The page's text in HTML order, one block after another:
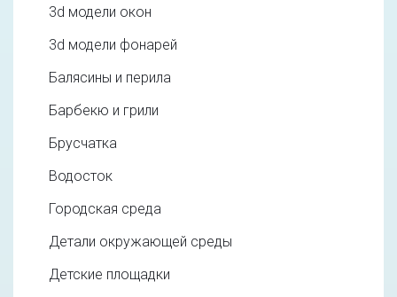
3d модели окон
3d модели фонарей
Балясины и перила
Барбекю и грили
Брусчатка
Водосток
Городская среда
Детали окружающей среды
Детские площадки